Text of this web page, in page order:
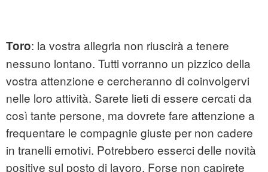
Toro: la vostra allegria non riuscirà a tenere
nessuno lontano. Tutti vorranno un pizzico della
vostra attenzione e cercheranno di coinvolgervi
nelle loro attività. Sarete lieti di essere cercati da
così tante persone, ma dovrete fare attenzione a
frequentare le compagnie giuste per non cadere
in tranelli emotivi. Potrebbero esserci delle novità
positive sul posto di lavoro. Forse non capirete